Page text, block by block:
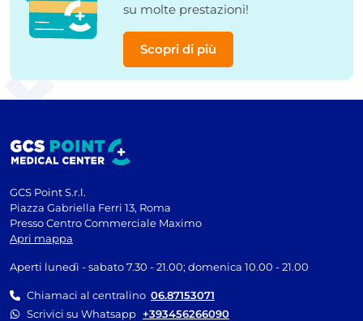
su molte prestazioni!
Scopri di più
GCS Point S.r.l.
Piazza Gabriella Ferri 13, Roma
Presso Centro Commerciale Maximo
Apri mappa
Aperti lunedì - sabato 7.30 - 21.00; domenica 10.00 - 21.00
Chiamaci al centralino 06.87153071
Scrivici su Whatsapp +393456266090